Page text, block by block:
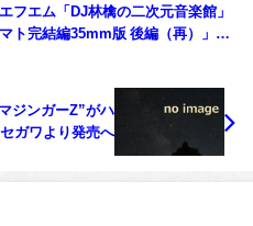
フエム「DJ林檎の二次元音楽館」
ト完結編35mm版 後編（再）」を
ジンガーZ”がハ
セガワより発売へ